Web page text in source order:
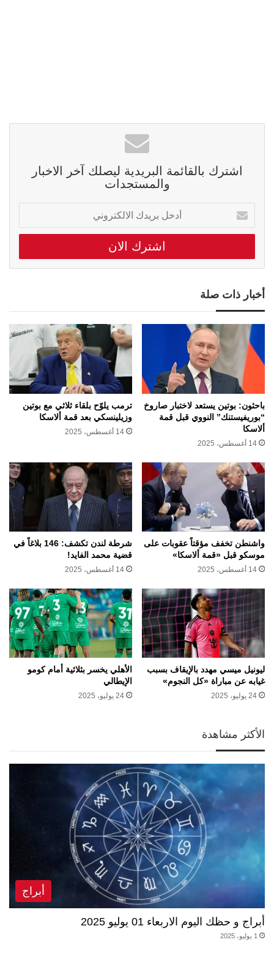
اشترك بالقائمة البريدية ليصلك آخر الاخبار
والمستجدات
أدخل
بريدك
الالكتروني
أخبار ذات صلة
باحثون: بوتين يستعد لاختبار صاروخ
“بوريفيستنك” النووي قبل قمة
ألاسكا
14 أغسطس، 2025
ترمب يلوّح بلقاء ثلاثي مع بوتين
وزيلينسكي بعد قمة ألاسكا
14 أغسطس، 2025
واشنطن تخفف مؤقتاً عقوبات على
موسكو قبل «قمة ألاسكا»
14 أغسطس، 2025
شرطة لندن تكشف: 146 بلاغاً في
قضية محمد الفايد!
14 أغسطس، 2025
ليونيل ميسي مهدد بالإيقاف بسبب
غيابه عن مباراة «كل النجوم»
24 يوليو، 2025
الأهلي يخسر بثلاثية أمام كومو
الإيطالي
24 يوليو، 2025
الأكثر مشاهدة
أبراج
أبراج و حظك اليوم الاربعاء 01 يوليو 2025
1 يوليو، 2025